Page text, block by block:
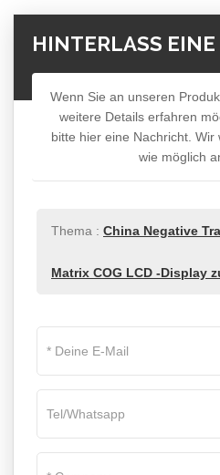
HINTERLASS
Wenn Sie an unseren
weitere Details erfahren
bitte hier eine Nachricht.
wie möglich
Thema : China Negative
Matrix COG LCD -Display